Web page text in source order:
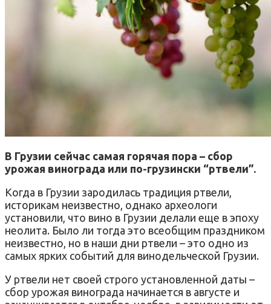
В Грузии сейчас самая горячая пора – сбор
урожая винограда или по-грузински “ртвели”.
Когда в Грузии зародилась традиция ртвели,
историкам неизвестно, однако археологи
установили, что вино в Грузии делали еще в эпоху
неолита. Было ли тогда это всеобщим праздником
неизвестно, но в наши дни ртвели – это одно из
самых ярких событий для винодельческой Грузии.
У ртвели нет своей строго установленной даты –
сбор урожая винограда начинается в августе и